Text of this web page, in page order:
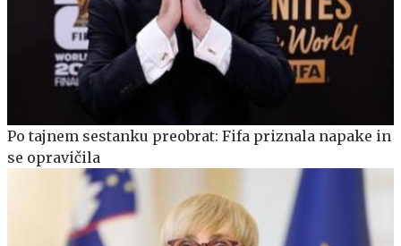
Po tajnem sestanku preobrat: Fifa priznala napake in
se opravičila